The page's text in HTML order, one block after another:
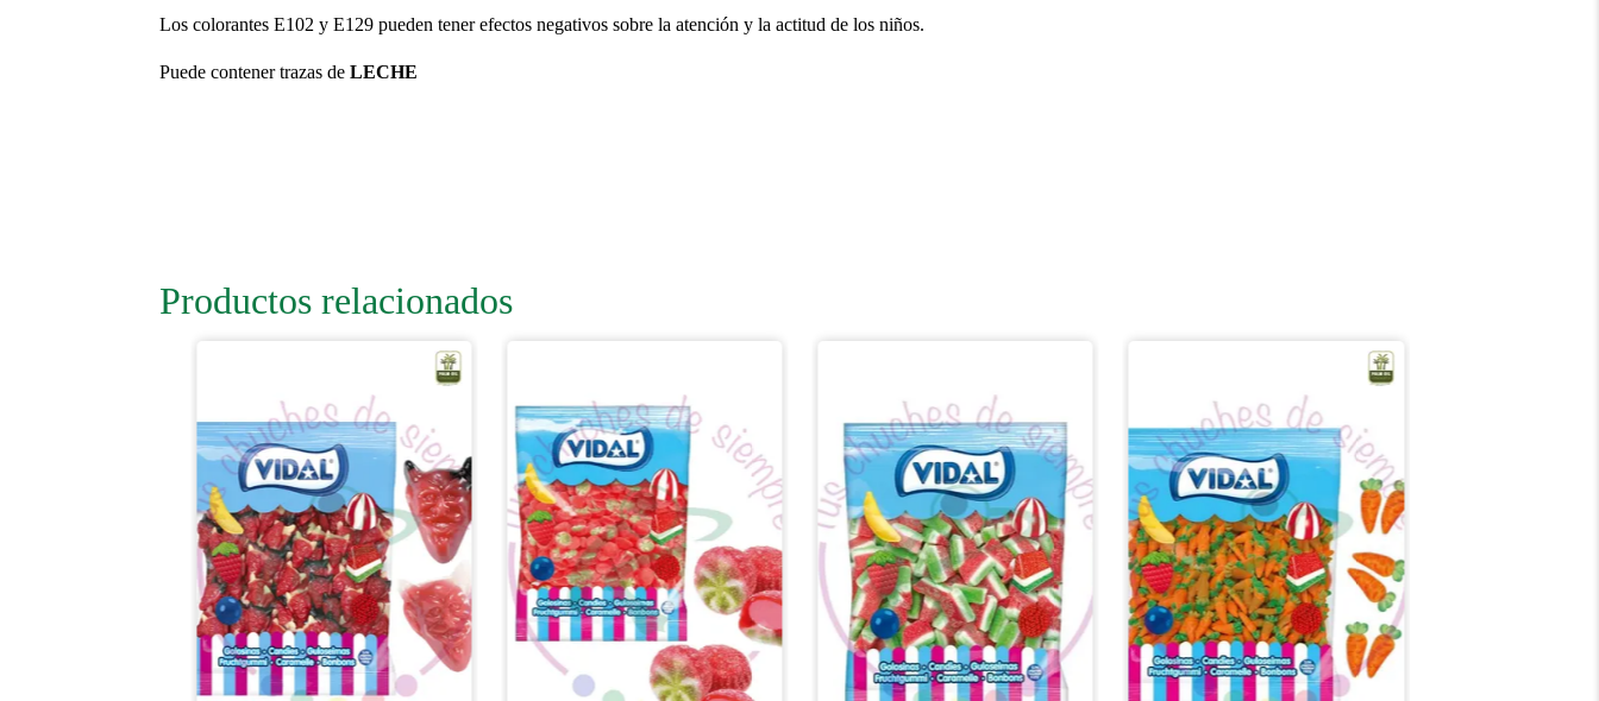
Los colorantes E102 y E129 pueden tener efectos negativos sobre la atención y la actitud de los niños.
Puede contener trazas deLECHE
Productos relacionados